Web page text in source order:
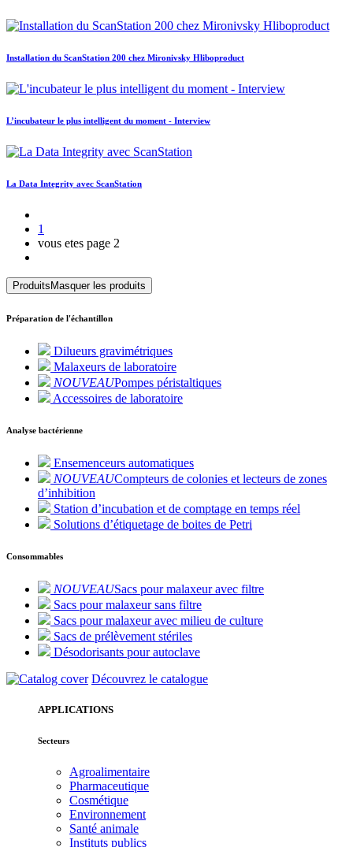
Installation du ScanStation 200 chez Mironivsky Hliboproduct
L’incubateur le plus intelligent du moment - Interview
La Data Integrity avec ScanStation
1
vous etes page 2
Produits Masquer les produits
Préparation de l'échantillon
Dilueurs gravimétriques
Malaxeurs de laboratoire
NOUVEAUPompes péristaltiques
Accessoires de laboratoire
Analyse bactérienne
Ensemenceurs automatiques
NOUVEAUCompteurs de colonies et lecteurs de zones
d’inhibition
Station d’incubation et de comptage en temps réel
Solutions d’étiquetage de boites de Petri
Consommables
NOUVEAUSacs pour malaxeur avec filtre
Sacs pour malaxeur sans filtre
Sacs pour malaxeur avec milieu de culture
Sacs de prélèvement stériles
Désodorisants pour autoclave
Découvrez le catalogue
APPLICATIONS
Secteurs
Agroalimentaire
Pharmaceutique
Cosmétique
Environnement
Santé animale
Instituts publics